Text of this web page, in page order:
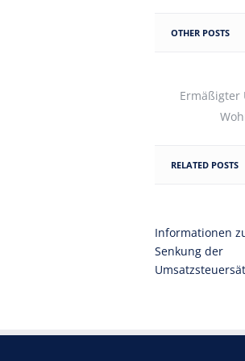
OTHER POSTS
Ermäßigter
RELATED POSTS
Informationen
Senkung der